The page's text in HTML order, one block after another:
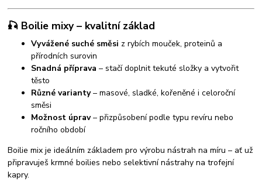
🎣 Boilie mixy – kvalitní základ
Vyvážené suché směsi z rybích mouček, proteinů a
přírodních surovin
Snadná příprava – stačí doplnit tekuté složky a vytvořit
těsto
Různé varianty– masové, sladké, kořeněné i celoroční
směsi
Možnost úprav– přizpůsobení podle typu revíru nebo
ročního období
Boilie mix je ideálním základem pro výrobu nástrah na míru – ať už
připravuješ krmné boilies nebo selektivní nástrahy na trofejní
kapry.